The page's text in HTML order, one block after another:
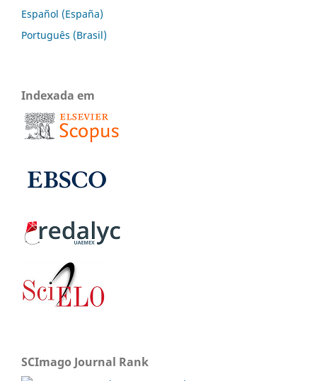
Español (España)
Português (Brasil)
Indexada em
SCImago Journal Rank